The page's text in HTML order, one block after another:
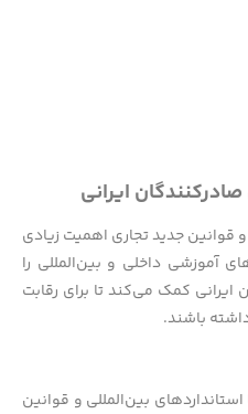
جدید تجاری اهمیت زیادی
داخلی و بین‌المللی را
کمک می‌کند تا برای رقابت
باشند.
بین‌المللی و قوانین